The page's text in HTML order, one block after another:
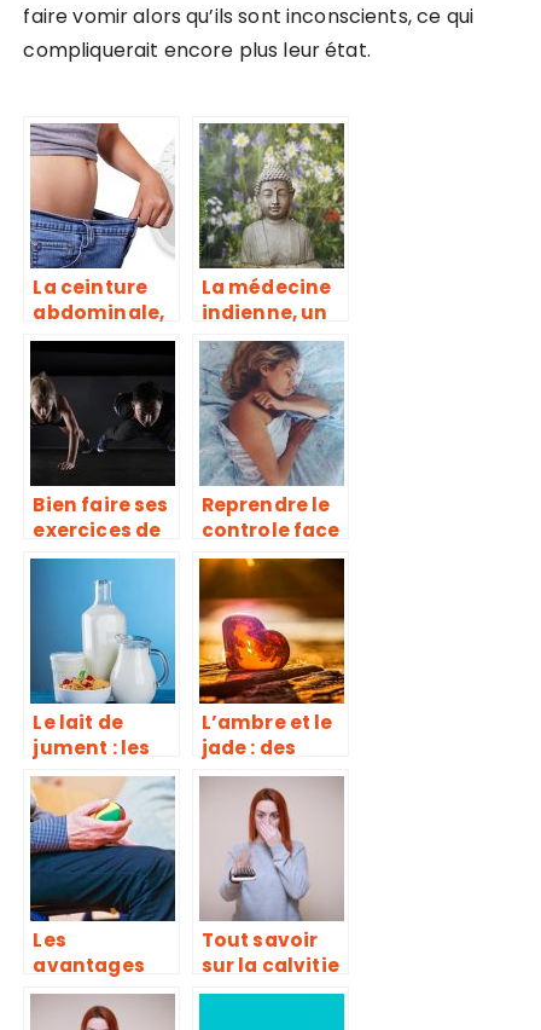
faire vomir alors qu’ils sont inconscients, ce qui
compliquerait encore plus leur état.
La ceinture
abdominale,
pour
formes
disgracieuses
La médecine
indienne, un
vrai creuset
de guérison
Bien faire ses
exercices de
muscu, une
erreur trop
souvent
répétée
Reprendre le
controle face
à la
dépression !
Le lait de
jument : les
points
essentiels
L’ambre et le
jade : des
pierres pour
renforcer
notre santé
Les
avantages
d’un EHPAD
pour les
Tout savoir
sur la calvitie
: causes,